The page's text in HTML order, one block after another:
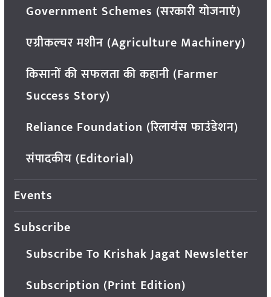
Government Schemes (सरकारी योजनाएं)
एग्रीकल्चर मशीन (Agriculture Machinery)
किसानों की सफलता की कहानी (Farmer
Success Story)
Reliance Foundation (रिलायंस फाउंडेशन)
संपादकीय (Editorial)
Events
Subscribe
Subscribe To Krishak Jagat Newsletter
Subscription (Print Edition)